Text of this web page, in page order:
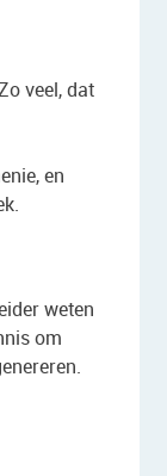
veel, dat
en
weten
om